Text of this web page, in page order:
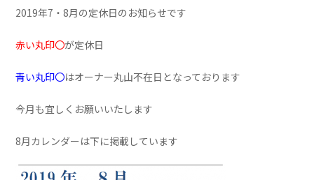
2019年7・8月の定休日のお知らせです
赤い丸印〇が定休日
青い丸印〇はオーナー丸山不在日となっております
今月も宜しくお願いいたします
8月カレンダーは下に掲載しています